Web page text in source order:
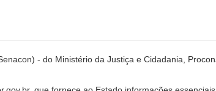
- do Ministério da Justiça e Cidadania,